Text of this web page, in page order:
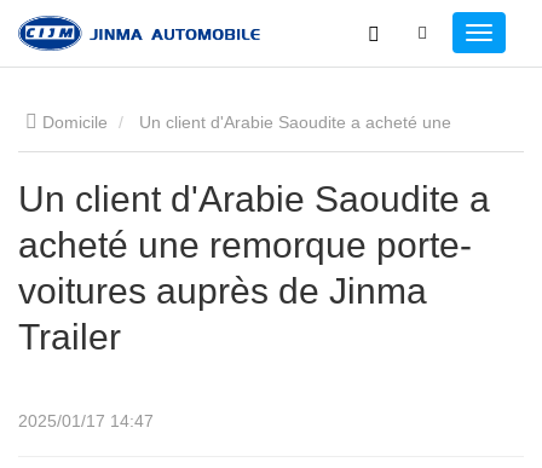
Domicile
Un client d'Arabie Saoudite a
acheté une remorque porte-
voitures auprès de Jinma
Trailer
2025/01/17 14:47